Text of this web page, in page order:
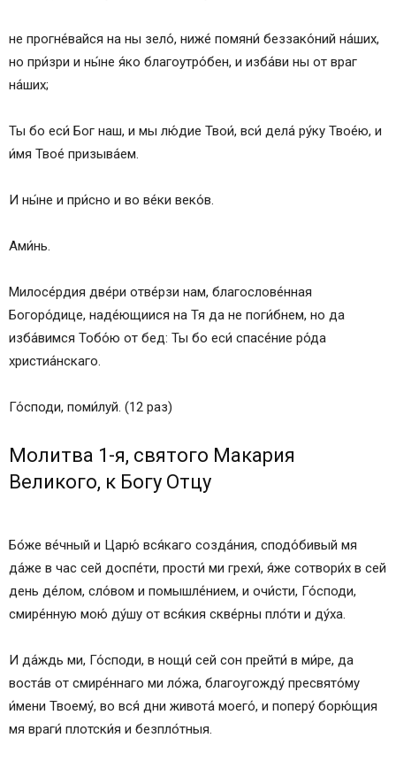
не прогне́вайся на ны зело́, ниже́ помяни́ беззако́ний на́ших,
но при́зри и ны́не я́ко благоутро́бен, и изба́ви ны от враг
на́ших;
Ты бо еси́ Бог наш, и мы лю́дие Твои́, вси́ дела́ ру́ку Твое́ю, и
и́мя Твое́ призыва́ем.
И ны́не и при́сно и во ве́ки веко́в.
Ами́нь.
Милосе́рдия две́ри отве́рзи нам, благослове́нная
Богоро́дице, наде́ющиися на Тя да не поги́бнем, но да
изба́вимся Тобо́ю от бед: Ты бо еси́ спасе́ние ро́да
христиа́нскаго.
Го́споди, поми́луй. (12 раз)
Молитва 1-я, святого Макария
Великого, к Богу Отцу
Бо́же ве́чный и Царю́ вся́каго созда́ния, сподо́бивый мя
да́же в час сей доспе́ти, прости́ ми грехи́, я́же сотвори́х в сей
день де́лом, сло́вом и помышле́нием, и очи́сти, Го́споди,
смире́нную мою́ ду́шу от вся́кия скве́рны пло́ти и ду́ха.
И да́ждь ми, Го́споди, в нощи́ сей сон прейти́ в ми́ре, да
воста́в от смире́ннаго ми ло́жа, благоугожду́ пресвято́му
и́мени Твоему́, во вся́ дни живота́ моего́, и поперу́ борю́щия
мя враги́ плотски́я и безпло́тныя.